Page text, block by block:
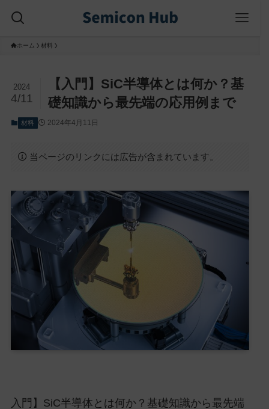
ホーム 材料
【入門】SiC半導体とは何か？基
礎知識から最先端の応用例まで
2024
4/11
材料 2024年4月11日
当ページのリンクには広告が含まれています。
入門】SiC半導体とは何か？基礎知識から最先端